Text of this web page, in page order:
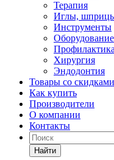
Терапия
Иглы, шприцы
Инструменты
Оборудование
Хирургия
Эндодонтия
Товары со скидками
Как купить
Производители
О компании
Контакты
Найти